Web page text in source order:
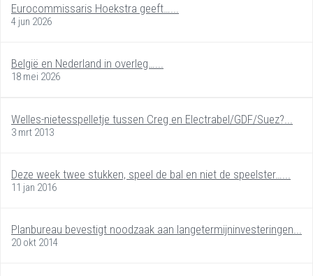
Eurocommissaris Hoekstra geeft…...
4 jun 2026
België en Nederland in overleg…...
18 mei 2026
Welles-nietesspelletje tussen Creg en Electrabel/GDF/Suez?...
3 mrt 2013
Deze week twee stukken, speel de bal en niet de speelster…...
11 jan 2016
Planbureau bevestigt noodzaak aan langetermijninvesteringen...
20 okt 2014